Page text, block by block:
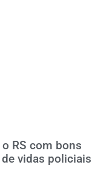
RS com bons
vidas policiais